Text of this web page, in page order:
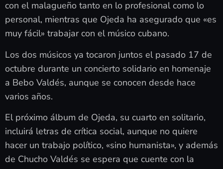
con el malagueño tanto en lo profesional como lo
personal, mientras que Ojeda ha asegurado que «es
muy fácil» trabajar con el músico cubano.
Los dos músicos ya tocaron juntos el pasado 17 de
octubre durante un concierto solidario en homenaje
a Bebo Valdés, aunque se conocen desde hace
varios años.
El próximo álbum de Ojeda, su cuarto en solitario,
incluirá letras de crítica social, aunque no quiere
hacer un trabajo político, «sino humanista», y además
de Chucho Valdés se espera que cuente con la